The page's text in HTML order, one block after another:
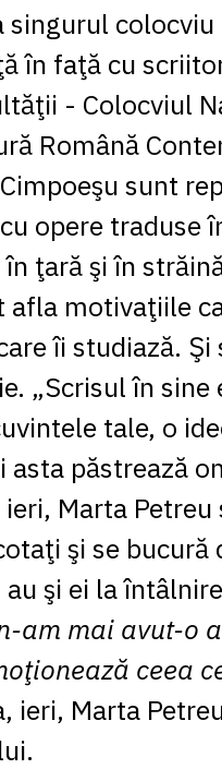
singurul
în faţă cu
- Colocviul
Română
sunt
opere traduse
ţară şi în
afla motivaţiile
îi studiază. Şi
„Scrisul în sine
tale, o
asta păstrează
Marta
şi se bucură
şi ei la
am mai avut-o
ceea
ieri, Marta